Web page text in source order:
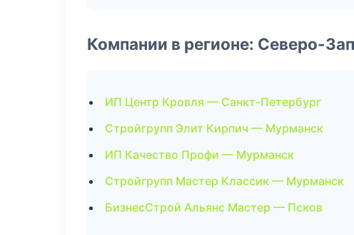
Компании в регионе: Северо-
ИП Центр Кровля — Санкт-Петербург
Стройгрупп Элит Кирпич — Мурманск
ИП Качество Профи — Мурманск
Стройгрупп Мастер Классик — Мурманск
БизнесСтрой Альянс Мастер — Псков